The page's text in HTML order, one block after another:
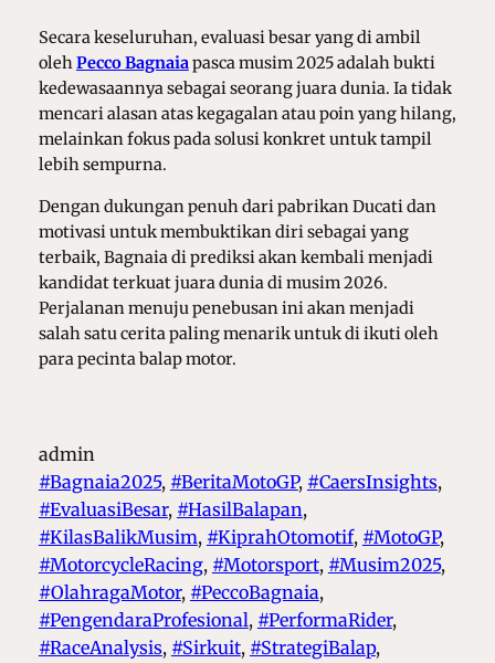
Secara keseluruhan, evaluasi besar yang di ambil
olehPecco Bagnaiapasca musim 2025 adalah bukti
kedewasaannya sebagai seorang juara dunia. Ia tidak
mencari alasan atas kegagalan atau poin yang hilang,
melainkan fokus pada solusi konkret untuk tampil
lebih sempurna.
Dengan dukungan penuh dari pabrikan Ducati dan
motivasi untuk membuktikan diri sebagai yang
terbaik, Bagnaia di prediksi akan kembali menjadi
kandidat terkuat juara dunia di musim 2026.
Perjalanan menuju penebusan ini akan menjadi
salah satu cerita paling menarik untuk di ikuti oleh
para pecinta balap motor.
admin
#Bagnaia2025, #BeritaMotoGP, #CaersInsights ,
#EvaluasiBesar, #HasilBalapan ,
#KilasBalikMusim, #KiprahOtomotif, #MotoGP ,
#MotorcycleRacing, #Motorsport, #Musim2025 ,
#OlahragaMotor, #PeccoBagnaia ,
#PengendaraProfesional, #PerformaRider ,
#RaceAnalysis, #Sirkuit, #StrategiBalap ,